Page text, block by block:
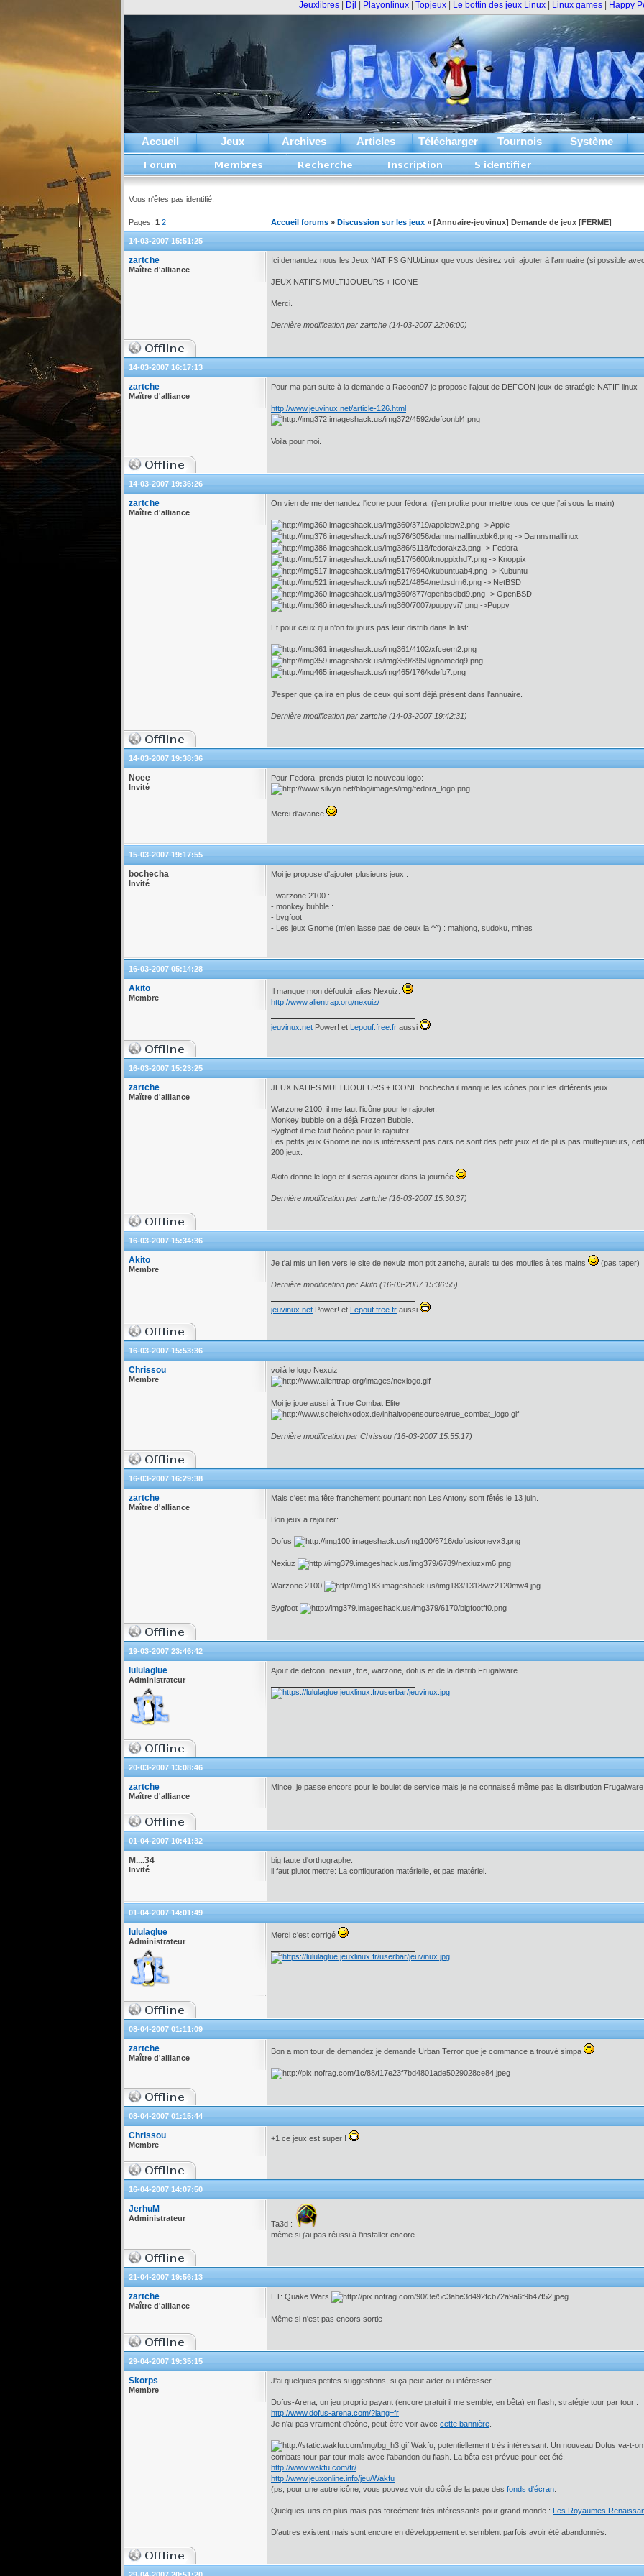
Accueil Jeux Archives Articles Télécharger Tournois Système
Jeuxlibres Djl Playonlinux Topjeux Le bottin des jeux Linux Linux games Happy
Vous n'êtes pas identifié.
Pages: 1 2 Accueil forums » Discussion sur les jeux » [Annuaire-jeuvinux] Demande de jeux [FERME]
14-03-2007 15:51:25
zartche
Maître d'alliance
Ici demandez nous les Jeux NATIFS GNU/Linux que vous désirez voir ajouter à l'annuaire (si possible
JEUX NATIFS MULTIJOUEURS + ICONE
Merci.
Dernière modification par zartche (14-03-2007 22:06:00)
14-03-2007 16:17:13
zartche
Maître d'alliance
Pour ma part suite à la demande a Racoon97 je propose l'ajout de DEFCON jeux de stratégie NATIF linux
http://www.jeuvinux.net/article-126.html
Voila pour moi.
14-03-2007 19:36:26
zartche
Maître d'alliance
On vien de me demandez l'icone pour fédora: (j'en profite pour mettre tous ce que j'ai sous la main)
-> Apple
-> Damnsmalllinux
-> Fedora
-> Knoppix
-> Kubuntu
-> NetBSD
-> OpenBSD
->Puppy
Et pour ceux qui n'on toujours pas leur distrib dans la list:
J'esper que ça ira en plus de ceux qui sont déjà présent dans l'annuaire.
Dernière modification par zartche (14-03-2007 19:42:31)
14-03-2007 19:38:36
Noee
Invité
Pour Fedora, prends plutot le nouveau logo:
Merci d'avance
15-03-2007 19:17:55
bochecha
Invité
Moi je propose d'ajouter plusieurs jeux :
- warzone 2100 :
- monkey bubble :
- bygfoot
- Les jeux Gnome (m'en lasse pas de ceux la ^^) : mahjong, sudoku, mines
16-03-2007 05:14:28
Akito
Membre
Il manque mon défouloir alias Nexuiz.
http://www.alientrap.org/nexuiz/
jeuvinux.net Power! et Lepouf.free.fr aussi
16-03-2007 15:23:25
zartche
Maître d'alliance
JEUX NATIFS MULTIJOUEURS + ICONE bochecha il manque les icônes pour les différents jeux.
Warzone 2100, il me faut l'icône pour le rajouter.
Monkey bubble on a déjà Frozen Bubble.
Bygfoot il me faut l'icône pour le rajouter.
Les petits jeux Gnome ne nous intéressent pas cars ne sont des petit jeux et de plus pas multi-joueurs,
200 jeux.
Akito donne le logo et il seras ajouter dans la journée
Dernière modification par zartche (16-03-2007 15:30:37)
16-03-2007 15:34:36
Akito
Membre
Je t'ai mis un lien vers le site de nexuiz mon ptit zartche, aurais tu des moufles à tes mains (pas taper)
Dernière modification par Akito (16-03-2007 15:36:55)
jeuvinux.net Power! et Lepouf.free.fr aussi
16-03-2007 15:53:36
Chrissou
Membre
voilà le logo Nexuiz
Moi je joue aussi à True Combat Elite
Dernière modification par Chrissou (16-03-2007 15:55:17)
16-03-2007 16:29:38
zartche
Maître d'alliance
Mais c'est ma fête franchement pourtant non Les Antony sont fêtés le 13 juin.
Bon jeux a rajouter:
Dofus
Nexiuz
Warzone 2100
Bygfoot
19-03-2007 23:46:42
lululaglue
Administrateur
Ajout de defcon, nexuiz, tce, warzone, dofus et de la distrib Frugalware
20-03-2007 13:08:46
zartche
Maître d'alliance
Mince, je passe encors pour le boulet de service mais je ne connaissé même pas la distribution
01-04-2007 10:41:32
M....34
Invité
big faute d'orthographe:
il faut plutot mettre: La configuration matérielle, et pas matériel.
01-04-2007 14:01:49
lululaglue
Administrateur
Merci c'est corrigé
08-04-2007 01:11:09
zartche
Maître d'alliance
Bon a mon tour de demandez je demande Urban Terror que je commance a trouvé simpa
08-04-2007 01:15:44
Chrissou
Membre
+1 ce jeux est super !
16-04-2007 14:07:50
JerhuM
Administrateur
Ta3d :
même si j'ai pas réussi à l'installer encore
21-04-2007 19:56:13
zartche
Maître d'alliance
ET: Quake Wars
Même si n'est pas encors sortie
29-04-2007 19:35:15
Skorps
Membre
J'ai quelques petites suggestions, si ça peut aider ou intéresser :
Dofus-Arena, un jeu proprio payant (encore gratuit il me semble, en bêta) en flash, stratégie tour par tour :
http://www.dofus-arena.com/?lang=fr
Je n'ai pas vraiment d'icône, peut-être voir avec cette bannière
Wakfu, potentiellement très intéressant. Un nouveau Dofus va-t-
combats tour par tour mais avec l'abandon du flash. La bêta est prévue pour cet été.
http://www.wakfu.com/fr/
http://www.jeuxonline.info/jeu/Wakfu
(ps, pour une autre icône, vous pouvez voir du côté de la page des fonds d'écran
Quelques-uns en plus mais pas forcément très intéressants pour grand monde : Les Royaumes
D'autres existent mais sont encore en développement et semblent parfois avoir été abandonnés.